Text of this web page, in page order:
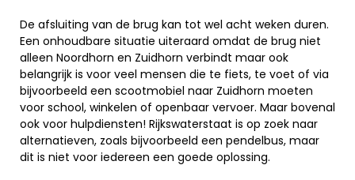
De afsluiting van de brug kan tot wel acht weken duren.
Een onhoudbare situatie uiteraard omdat de brug niet
alleen Noordhorn en Zuidhorn verbindt maar ook
belangrijk is voor veel mensen die te fiets, te voet of via
bijvoorbeeld een scootmobiel naar Zuidhorn moeten
voor school, winkelen of openbaar vervoer. Maar bovenal
ook voor hulpdiensten! Rijkswaterstaat is op zoek naar
alternatieven, zoals bijvoorbeeld een pendelbus, maar
dit is niet voor iedereen een goede oplossing.